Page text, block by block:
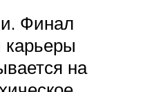
Финал
на